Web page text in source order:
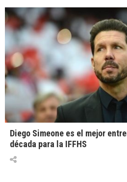
Diego Simeone es el mejor
década para la IFFHS